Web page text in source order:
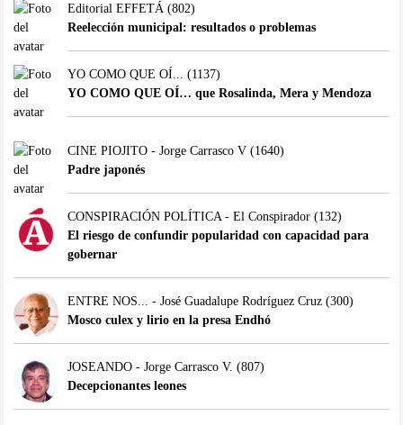
Editorial EFFETÁ (802)
Reelección municipal: resultados o problemas
YO COMO QUE OÍ...
(1137)
YO COMO QUE OÍ… que Rosalinda, Mera y Mendoza
CINE PIOJITO - Jorge Carrasco V(1640)
Padre japonés
CONSPIRACIÓN POLÍTICA - El Conspirador(132)
El riesgo de confundir popularidad con capacidad para
gobernar
ENTRE NOS... - José Guadalupe Rodríguez Cruz(300)
Mosco culex y lirio en la presa Endhó
JOSEANDO - Jorge Carrasco V. (807)
Decepcionantes leones